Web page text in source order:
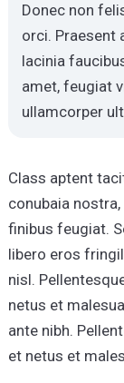
Donec non
orci. Praesent
lacinia
amet, feugiat
ullamcorper
Class aptent
conubaia
finibus feugiat.
libero eros
nisl.
netus et
ante nibh.
et netus et